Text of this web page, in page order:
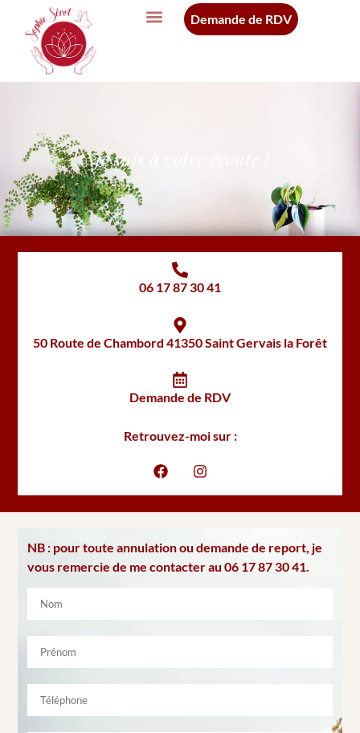
Demande de RDV
Je suis à votre écoute !
06 17 87 30 41
50 Route de Chambord 41350 Saint Gervais la Forêt
Demande de RDV
Retrouvez-moi sur :
NB : pour toute annulation ou demande de report, je
vous remercie de me contacter au 06 17 87 30 41.